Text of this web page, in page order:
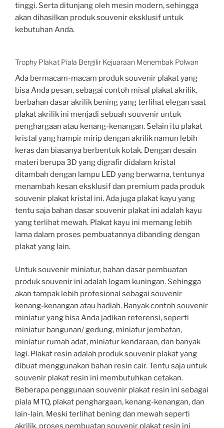
tinggi. Serta ditunjang oleh mesin modern, sehingga
akan dihasilkan produk souvenir eksklusif untuk
kebutuhan Anda.
Trophy Plakat Piala Bergilir Kejuaraan Menembak Polwan
Ada bermacam-macam produk souvenir plakat yang
bisa Anda pesan, sebagai contoh misal plakat akrilik,
berbahan dasar akrilik bening yang terlihat elegan saat
plakat akrilik ini menjadi sebuah souvenir untuk
penghargaan atau kenang-kenangan. Selain itu plakat
kristal yang hampir mirip dengan akrilik namun lebih
keras dan biasanya berbentuk kotak. Dengan desain
materi berupa 3D yang digrafir didalam kristal
ditambah dengan lampu LED yang berwarna, tentunya
menambah kesan eksklusif dan premium pada produk
souvenir plakat kristal ini. Ada juga plakat kayu yang
tentu saja bahan dasar souvenir plakat ini adalah kayu
yang terlihat mewah. Plakat kayu ini memang lebih
lama dalam proses pembuatannya dibanding dengan
plakat yang lain.
Untuk souvenir miniatur, bahan dasar pembuatan
produk souvenir ini adalah logam kuningan. Sehingga
akan tampak lebih profesional sebagai souvenir
kenang-kenangan atau hadiah. Banyak contoh souvenir
miniatur yang bisa Anda jadikan referensi, seperti
miniatur bangunan/ gedung, miniatur jembatan,
miniatur rumah adat, miniatur kendaraan, dan banyak
lagi. Plakat resin adalah produk souvenir plakat yang
dibuat menggunakan bahan resin cair. Tentu saja untuk
souvenir plakat resin ini membutuhkan cetakan.
Beberapa penggunaan souvenir plakat resin ini sebagai
piala MTQ, plakat penghargaan, kenang-kenangan, dan
lain-lain. Meski terlihat bening dan mewah seperti
akrilik, proses pembuatan souvenir plakat resin ini